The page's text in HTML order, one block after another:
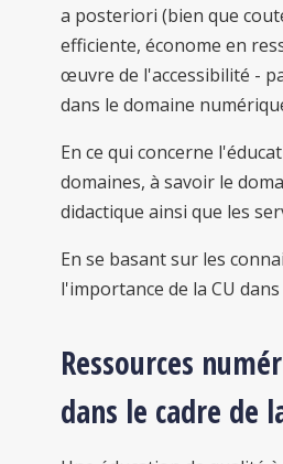
a posteriori (bien que
efficiente, économe en
œuvre de l'accessibilité -
dans le domaine
En ce qui concerne
domaines, à savoir le
didactique ainsi que les
En se basant sur les
l'importance de la CU
Ressources
dans le cadre de